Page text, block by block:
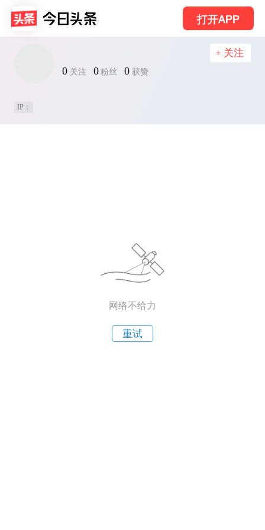
打开APP
0 关注 0 粉丝 0 获赞
+ 关注
IP：
网络不给力
重试